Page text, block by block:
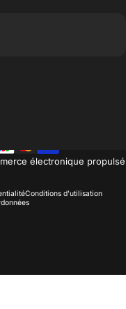
électronique propulsé
Conditions d’utilisation